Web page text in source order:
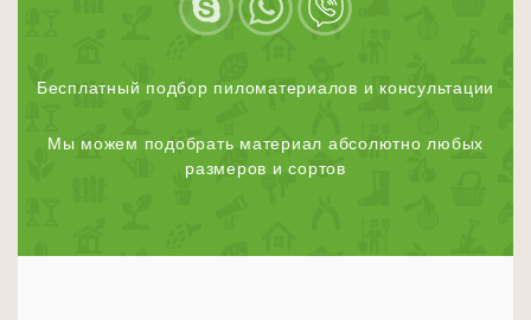
Бесплатный подбор пиломатериалов и консультации
Мы можем подобрать материал абсолютно любых
размеров и сортов